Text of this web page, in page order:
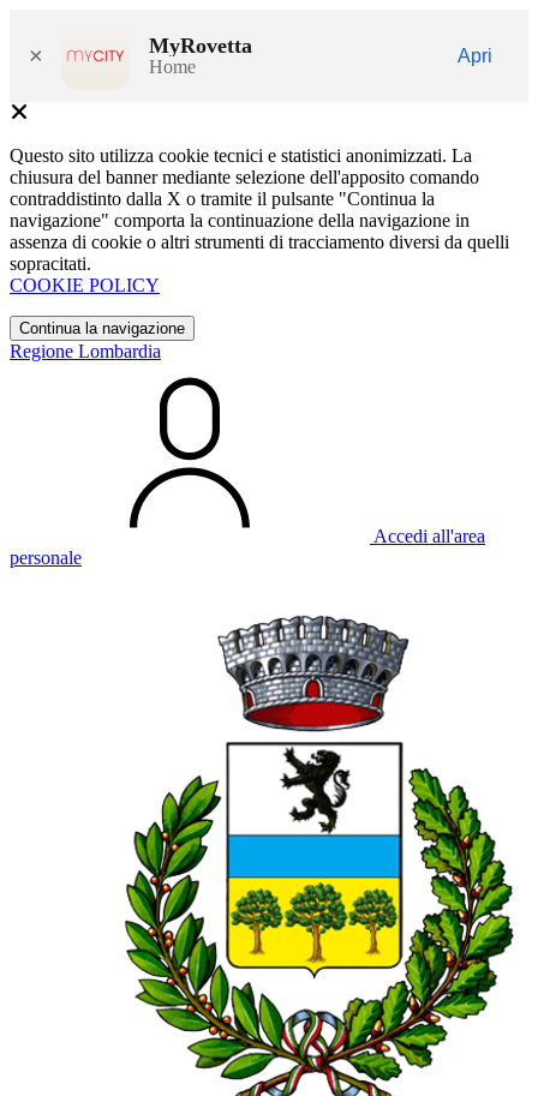
× MyRovetta
Home
Apri
Questo sito utilizza cookie tecnici e statistici anonimizzati. La
chiusura del banner mediante selezione dell'apposito comando
contraddistinto dalla X o tramite il pulsante "Continua la
navigazione" comporta la continuazione della navigazione in
assenza di cookie o altri strumenti di tracciamento diversi da quelli
sopracitati.
COOKIE POLICY
Continua la navigazione
Regione Lombardia
Accedi all'area
personale